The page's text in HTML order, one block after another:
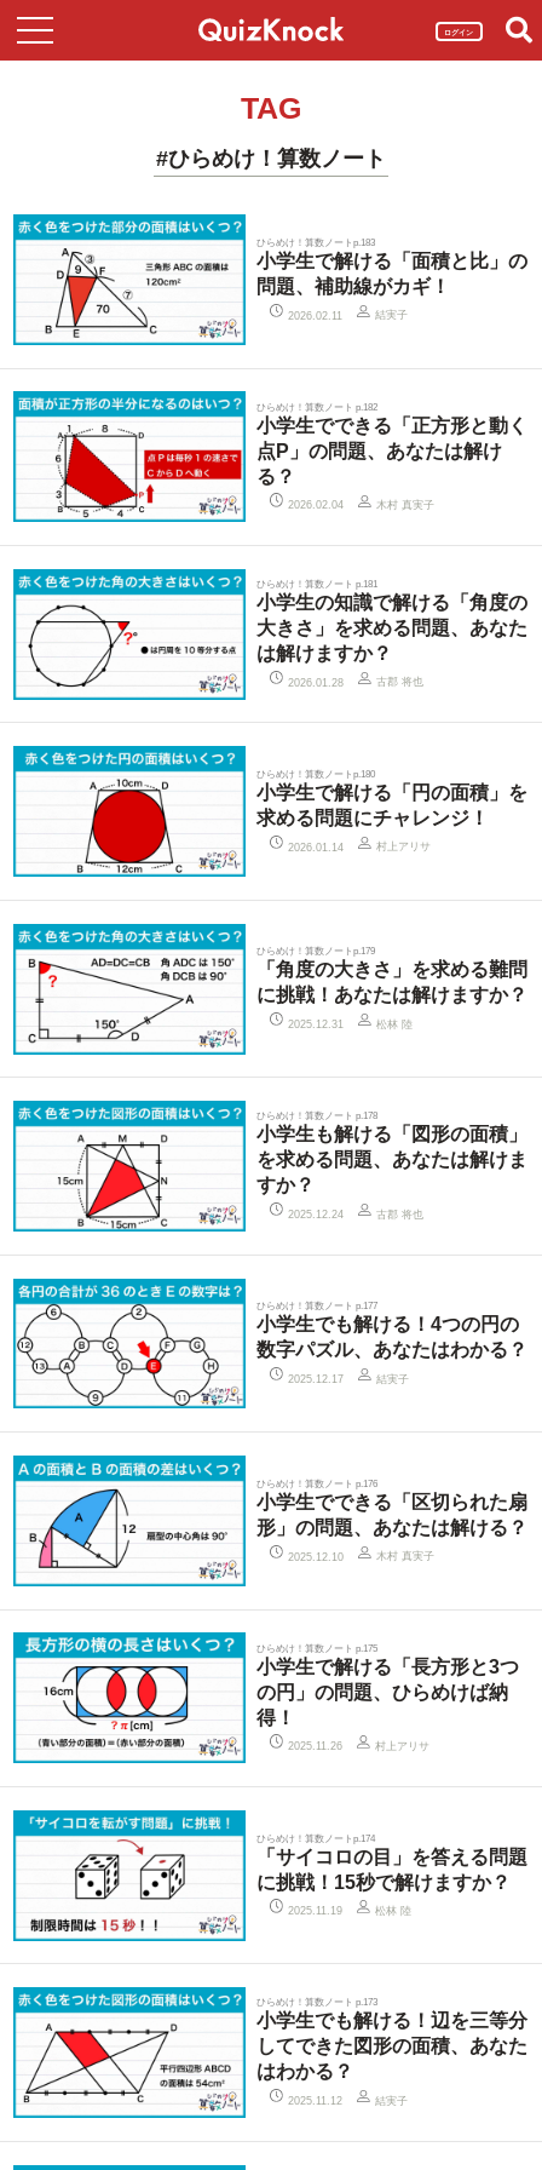
ログイン
TAG
#ひらめけ！算数ノート
ひらめけ！算数ノートp.183
小学生で解ける「面積と比」の
問題、補助線がカギ！
2026.02.11 結実子
ひらめけ！算数ノート p.182
小学生でできる「正方形と動く
点P」の問題、あなたは解け
る？
2026.02.04 木村 真実子
ひらめけ！算数ノート p.181
小学生の知識で解ける「角度の
大きさ」を求める問題、あなた
は解けますか？
2026.01.28 古郡 将也
ひらめけ！算数ノートp.180
小学生で解ける「円の面積」を
求める問題にチャレンジ！
2026.01.14 村上アリサ
ひらめけ！算数ノートp.179
「角度の大きさ」を求める難問
に挑戦！あなたは解けますか？
2025.12.31 松林 陸
ひらめけ！算数ノート p.178
小学生も解ける「図形の面積」
を求める問題、あなたは解けま
すか？
2025.12.24 古郡 将也
ひらめけ！算数ノート p.177
小学生でも解ける！4つの円の
数字パズル、あなたはわかる？
2025.12.17 結実子
ひらめけ！算数ノート p.176
小学生でできる「区切られた扇
形」の問題、あなたは解ける？
2025.12.10 木村 真実子
ひらめけ！算数ノート p.175
小学生で解ける「長方形と3つ
の円」の問題、ひらめけば納
得！
2025.11.26 村上アリサ
ひらめけ！算数ノートp.174
「サイコロの目」を答える問題
に挑戦！15秒で解けますか？
2025.11.19 松林 陸
ひらめけ！算数ノート p.173
小学生でも解ける！辺を三等分
してできた図形の面積、あなた
はわかる？
2025.11.12 結実子